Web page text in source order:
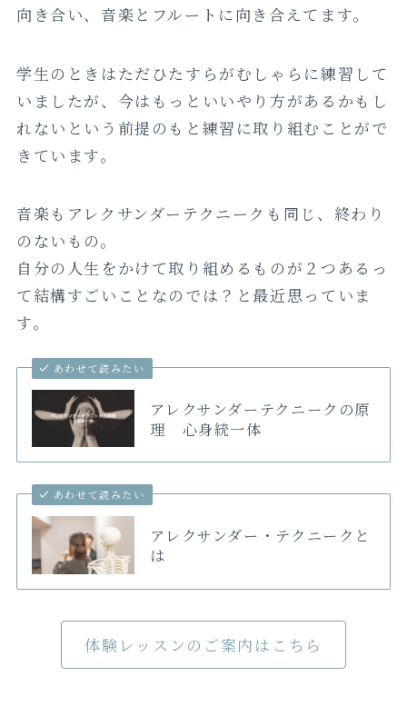
向き合い、音楽とフルートに向き合えてます。
学生のときはただひたすらがむしゃらに練習して
いましたが、今はもっといいやり方があるかもし
れないという前提のもと練習に取り組むことがで
きています。
音楽もアレクサンダーテクニークも同じ、終わり
のないもの。
自分の人生をかけて取り組めるものが２つあるっ
て結構すごいことなのでは？と最近思っていま
す。
あわせて読みたい
アレクサンダーテクニークの原
理 心身統一体
あわせて読みたい
アレクサンダー・テクニークと
は
体験レッスンのご案内はこちら